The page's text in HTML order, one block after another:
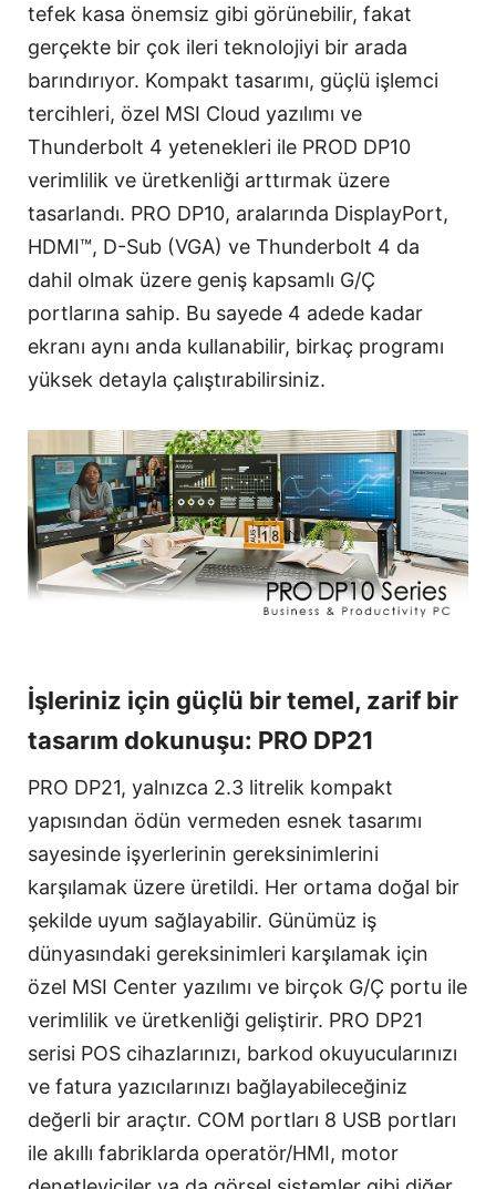
tefek kasa önemsiz gibi görünebilir, fakat
gerçekte bir çok ileri teknolojiyi bir arada
barındırıyor. Kompakt tasarımı, güçlü işlemci
tercihleri, özel MSI Cloud yazılımı ve
Thunderbolt 4 yetenekleri ile PROD DP10
verimlilik ve üretkenliği arttırmak üzere
tasarlandı. PRO DP10, aralarında DisplayPort,
HDMI™, D-Sub (VGA) ve Thunderbolt 4 da
dahil olmak üzere geniş kapsamlı G/Ç
portlarına sahip. Bu sayede 4 adede kadar
ekranı aynı anda kullanabilir, birkaç programı
yüksek detayla çalıştırabilirsiniz.
İşleriniz için güçlü bir temel, zarif bir
tasarım dokunuşu: PRO DP21
PRO DP21, yalnızca 2.3 litrelik kompakt
yapısından ödün vermeden esnek tasarımı
sayesinde işyerlerinin gereksinimlerini
karşılamak üzere üretildi. Her ortama doğal bir
şekilde uyum sağlayabilir. Günümüz iş
dünyasındaki gereksinimleri karşılamak için
özel MSI Center yazılımı ve birçok G/Ç portu ile
verimlilik ve üretkenliği geliştirir. PRO DP21
serisi POS cihazlarınızı, barkod okuyucularınızı
ve fatura yazıcılarınızı bağlayabileceğiniz
değerli bir araçtır. COM portları 8 USB portları
ile akıllı fabriklarda operatör/HMI, motor